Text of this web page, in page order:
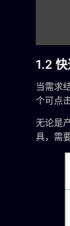
1.2
当需求
个可点
无论是
具，需